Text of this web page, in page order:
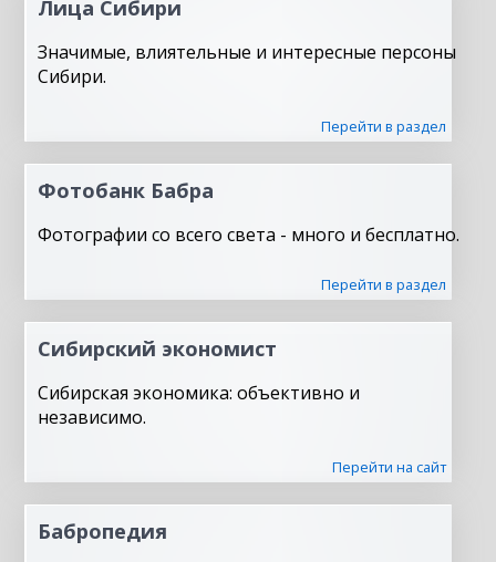
Лица Сибири
Значимые, влиятельные и интересные персоны
Сибири.
Перейти в раздел
Фотобанк Бабра
Фотографии со всего света - много и бесплатно.
Перейти в раздел
Сибирский экономист
Сибирская экономика: объективно и
независимо.
Перейти на сайт
Бабропедия